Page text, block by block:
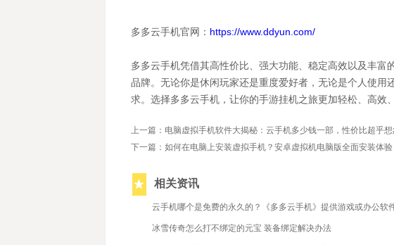
多多云手机官网： https://www.ddyun.com/
多多云手机凭借其高性价比、强大功能、稳定高效以及丰
品牌。无论你是休闲玩家还是重度爱好者，无论是个人使用
求。选择多多云手机，让你的手游挂机之旅更加轻松、高效
上一篇：电脑虚拟手机软件大揭秘：云手机多少钱一部，性价比超乎想
下一篇：如何在电脑上安装虚拟手机？安卓虚拟机电脑版全面安装体验
相关资讯
云手机哪个是免费的永久的？《多多云手机》提供游戏或办公软
冰雪传奇怎么打不绑定的元宝 装备绑定解决办法